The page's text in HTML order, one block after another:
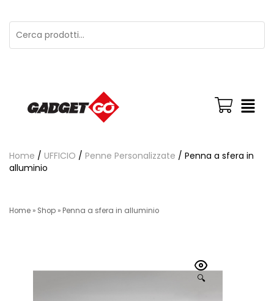
Home / UFFICIO / Penne Personalizzate / Penna a sfera in
alluminio
Home » Shop » Penna a sfera in alluminio
🔍